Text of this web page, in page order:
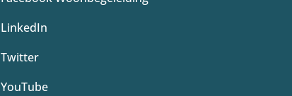
LinkedIn
Twitter
YouTube